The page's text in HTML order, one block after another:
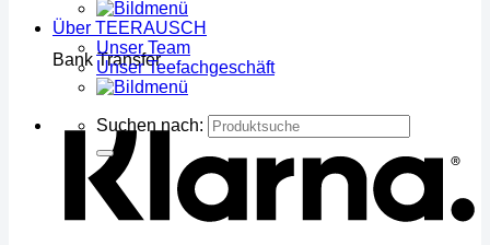
Bank Transfer
Über TEERAUSCH
Unser Team
Unser Teefachgeschäft
Suchen nach: